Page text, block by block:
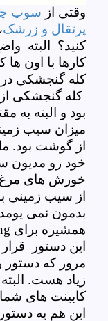
وقتی از سوپ
پرتقال و زرشک
کنید؟ البته
کارها با اون
کله گنجشکی
کله گنجشکی
بود و البته به
میزان سیب
از گوشت بود.
خود رو مدیون
خورش های مرغ
از سیب زمینی
بدمون نمی
همشیره برای
این دستور قرار
مرور که دستور
زیاد هست.
کابینت های
این هم یه